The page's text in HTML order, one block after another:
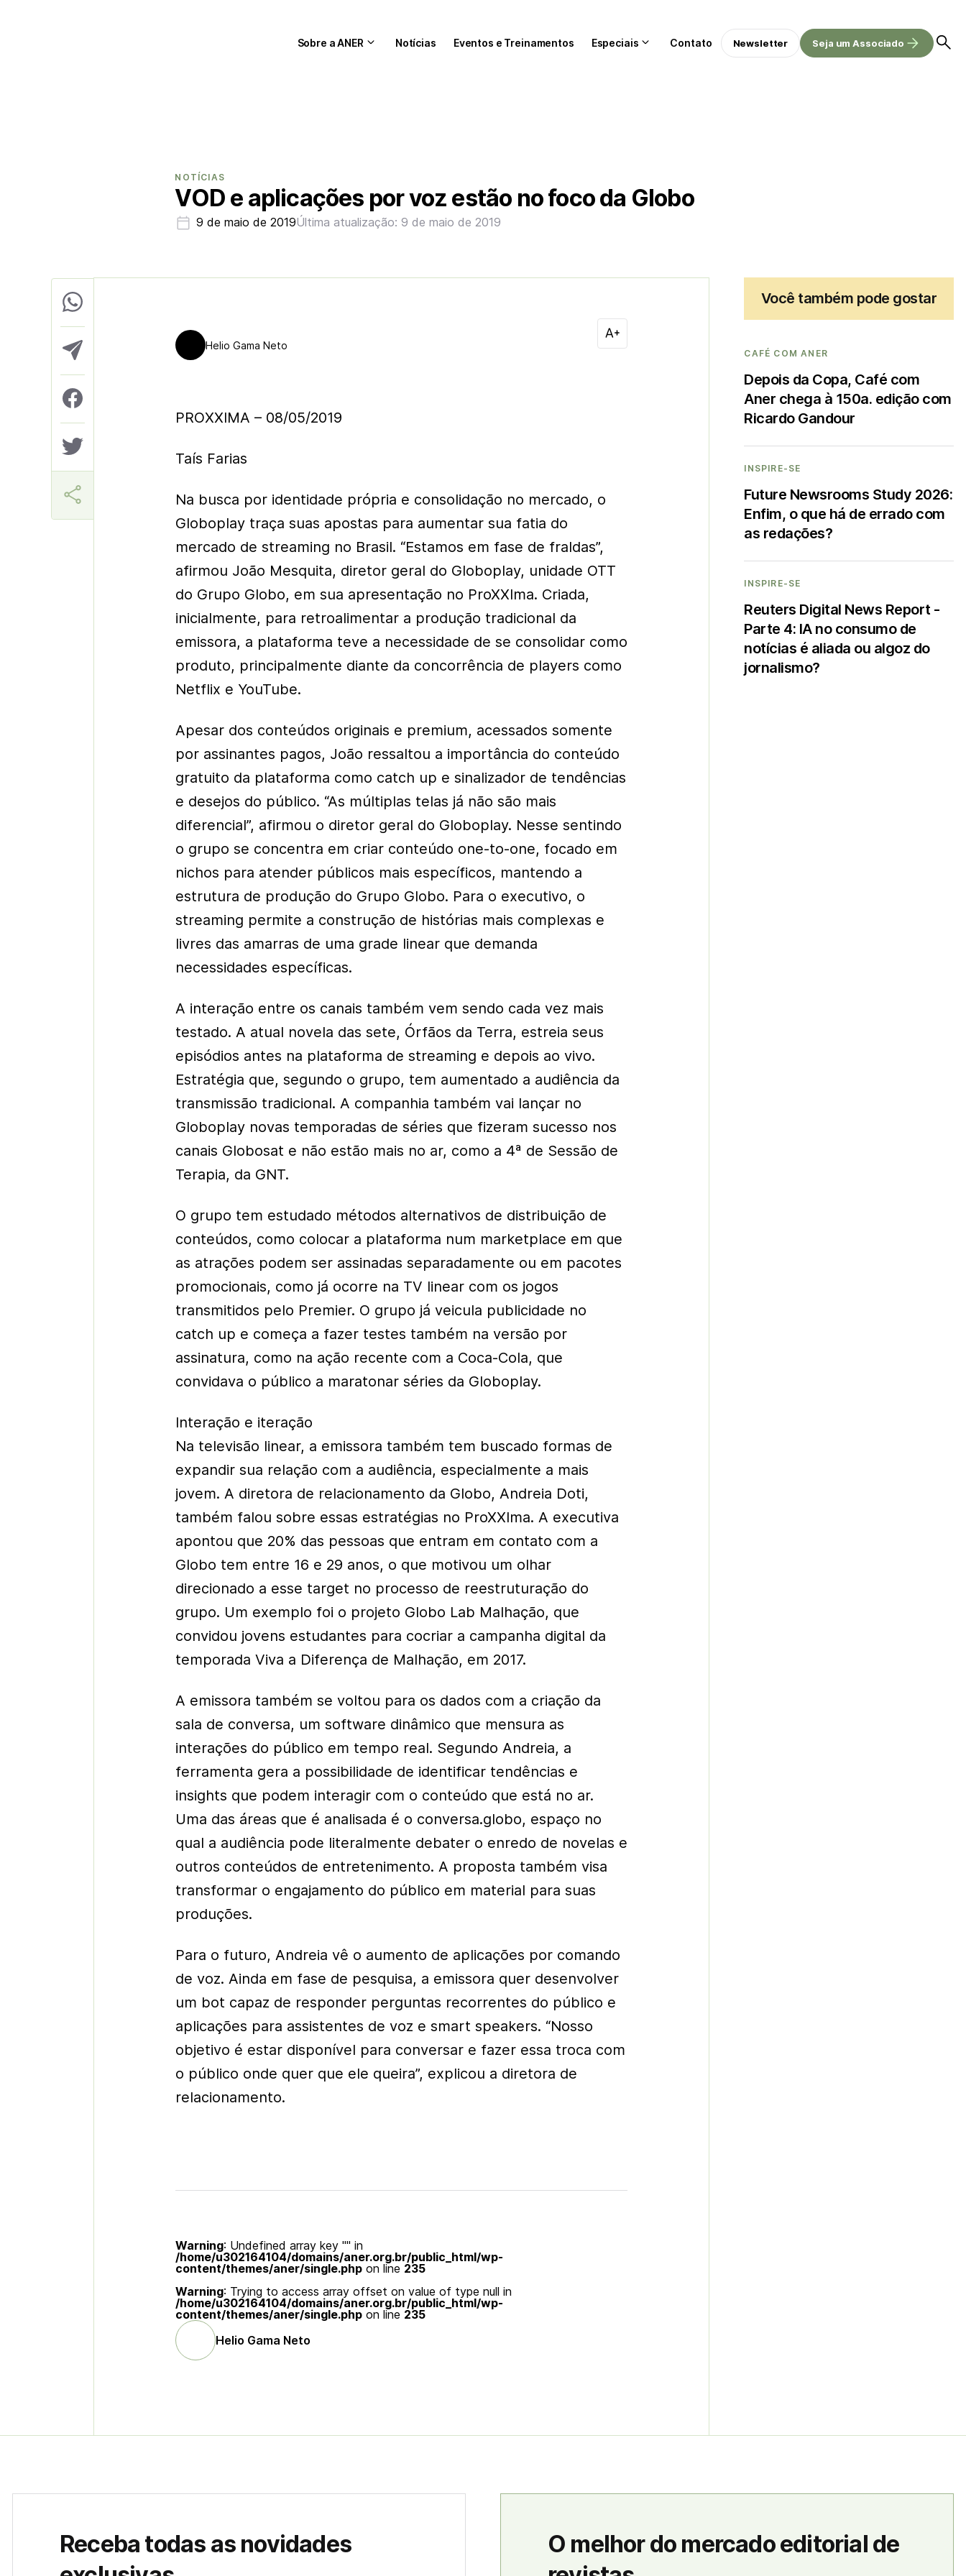
Sobre a ANER Notícias Eventos e Treinamentos Especiais Contato Newsletter Seja um Associado
NOTÍCIAS
VOD e aplicações por voz estão no foco da Globo
9 de maio de 2019Última atualização: 9 de maio de 2019
Helio Gama Neto
PROXXIMA – 08/05/2019
Taís Farias
Na busca por identidade própria e consolidação no mercado, o
Globoplay traça suas apostas para aumentar sua fatia do
mercado de streaming no Brasil. “Estamos em fase de fraldas”,
afirmou João Mesquita, diretor geral do Globoplay, unidade OTT
do Grupo Globo, em sua apresentação no ProXXIma. Criada,
inicialmente, para retroalimentar a produção tradicional da
emissora, a plataforma teve a necessidade de se consolidar como
produto, principalmente diante da concorrência de players como
Netflix e YouTube.
Apesar dos conteúdos originais e premium, acessados somente
por assinantes pagos, João ressaltou a importância do conteúdo
gratuito da plataforma como catch up e sinalizador de tendências
e desejos do público. “As múltiplas telas já não são mais
diferencial”, afirmou o diretor geral do Globoplay. Nesse sentindo
o grupo se concentra em criar conteúdo one-to-one, focado em
nichos para atender públicos mais específicos, mantendo a
estrutura de produção do Grupo Globo. Para o executivo, o
streaming permite a construção de histórias mais complexas e
livres das amarras de uma grade linear que demanda
necessidades específicas.
A interação entre os canais também vem sendo cada vez mais
testado. A atual novela das sete, Órfãos da Terra, estreia seus
episódios antes na plataforma de streaming e depois ao vivo.
Estratégia que, segundo o grupo, tem aumentado a audiência da
transmissão tradicional. A companhia também vai lançar no
Globoplay novas temporadas de séries que fizeram sucesso nos
canais Globosat e não estão mais no ar, como a 4ª de Sessão de
Terapia, da GNT.
O grupo tem estudado métodos alternativos de distribuição de
conteúdos, como colocar a plataforma num marketplace em que
as atrações podem ser assinadas separadamente ou em pacotes
promocionais, como já ocorre na TV linear com os jogos
transmitidos pelo Premier. O grupo já veicula publicidade no
catch up e começa a fazer testes também na versão por
assinatura, como na ação recente com a Coca-Cola, que
convidava o público a maratonar séries da Globoplay.
Interação e iteração
Na televisão linear, a emissora também tem buscado formas de
expandir sua relação com a audiência, especialmente a mais
jovem. A diretora de relacionamento da Globo, Andreia Doti,
também falou sobre essas estratégias no ProXXIma. A executiva
apontou que 20% das pessoas que entram em contato com a
Globo tem entre 16 e 29 anos, o que motivou um olhar
direcionado a esse target no processo de reestruturação do
grupo. Um exemplo foi o projeto Globo Lab Malhação, que
convidou jovens estudantes para cocriar a campanha digital da
temporada Viva a Diferença de Malhação, em 2017.
A emissora também se voltou para os dados com a criação da
sala de conversa, um software dinâmico que mensura as
interações do público em tempo real. Segundo Andreia, a
ferramenta gera a possibilidade de identificar tendências e
insights que podem interagir com o conteúdo que está no ar.
Uma das áreas que é analisada é o conversa.globo, espaço no
qual a audiência pode literalmente debater o enredo de novelas e
outros conteúdos de entretenimento. A proposta também visa
transformar o engajamento do público em material para suas
produções.
Para o futuro, Andreia vê o aumento de aplicações por comando
de voz. Ainda em fase de pesquisa, a emissora quer desenvolver
um bot capaz de responder perguntas recorrentes do público e
aplicações para assistentes de voz e smart speakers. “Nosso
objetivo é estar disponível para conversar e fazer essa troca com
o público onde quer que ele queira”, explicou a diretora de
relacionamento.
Warning: Undefined array key "" in
/home/u302164104/domains/aner.org.br/public_html/wp-
content/themes/aner/single.php on line 235
Warning: Trying to access array offset on value of type null in
/home/u302164104/domains/aner.org.br/public_html/wp-
content/themes/aner/single.php on line 235
Helio Gama Neto
Você também pode gostar
CAFÉ COM ANER
Depois da Copa, Café com
Aner chega à 150a. edição com
Ricardo Gandour
INSPIRE-SE
Future Newsrooms Study 2026:
Enfim, o que há de errado com
as redações?
INSPIRE-SE
Reuters Digital News Report -
Parte 4: IA no consumo de
notícias é aliada ou algoz do
jornalismo?
Receba todas as novidades
O melhor do mercado editorial de